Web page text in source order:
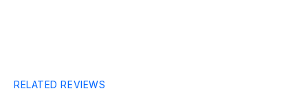
RELATED REVIEWS